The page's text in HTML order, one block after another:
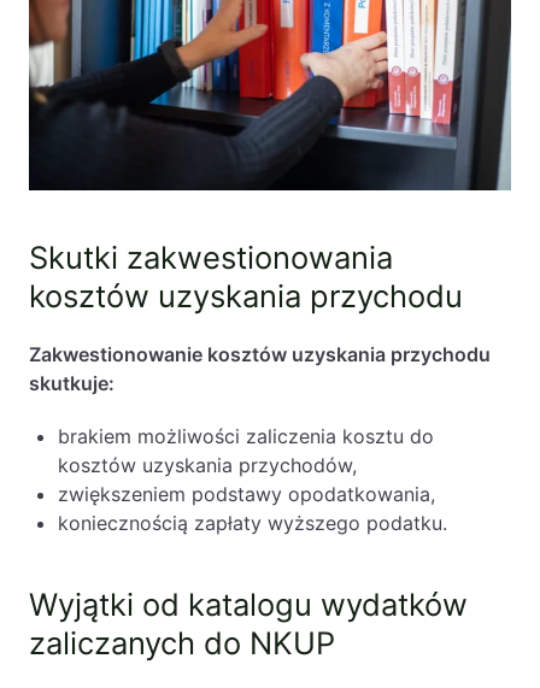
Skutki zakwestionowania
kosztów uzyskania przychodu
Zakwestionowanie kosztów uzyskania przychodu
skutkuje:
brakiem możliwości zaliczenia kosztu do
kosztów uzyskania przychodów,
zwiększeniem podstawy opodatkowania,
koniecznością zapłaty wyższego podatku.
Wyjątki od katalogu wydatków
zaliczanych do NKUP